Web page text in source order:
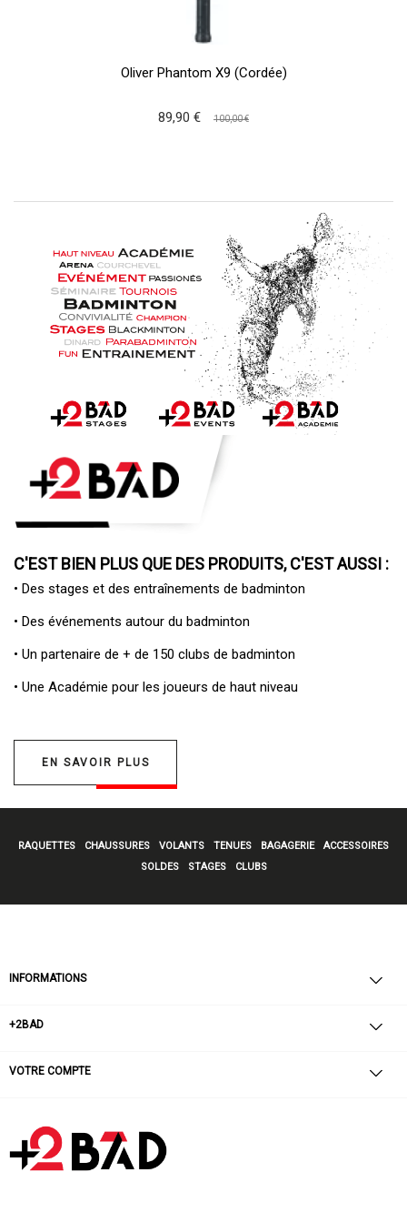
Oliver Phantom X9 (Cordée)
89,90 € 100,00 €
C'EST BIEN PLUS QUE DES PRODUITS, C'EST AUSSI :
• Des stages et des entraînements de badminton
• Des événements autour du badminton
• Un partenaire de + de 150 clubs de badminton
• Une Académie pour les joueurs de haut niveau
EN SAVOIR PLUS
RAQUETTES CHAUSSURES VOLANTS TENUES BAGAGERIE
ACCESSOIRES
SOLDES
STAGES CLUBS
INFORMATIONS
+2BAD
VOTRE COMPTE